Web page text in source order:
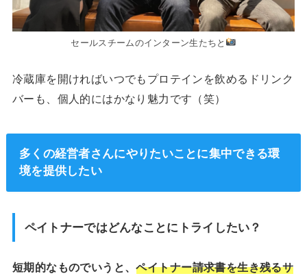
セールスチームのインターン生たちと
冷蔵庫を開ければいつでもプロテインを飲めるドリンク
バーも、個人的にはかなり魅力です（笑）
多くの経営者さんにやりたいことに集中できる環
境を提供したい
ペイトナーではどんなことにトライしたい？
短期的なものでいうと、ペイトナー請求書を生き残るサ